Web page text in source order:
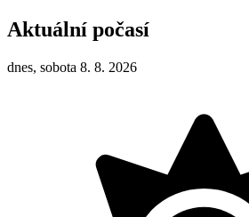
Aktuální počasí
dnes, sobota 8. 8. 2026